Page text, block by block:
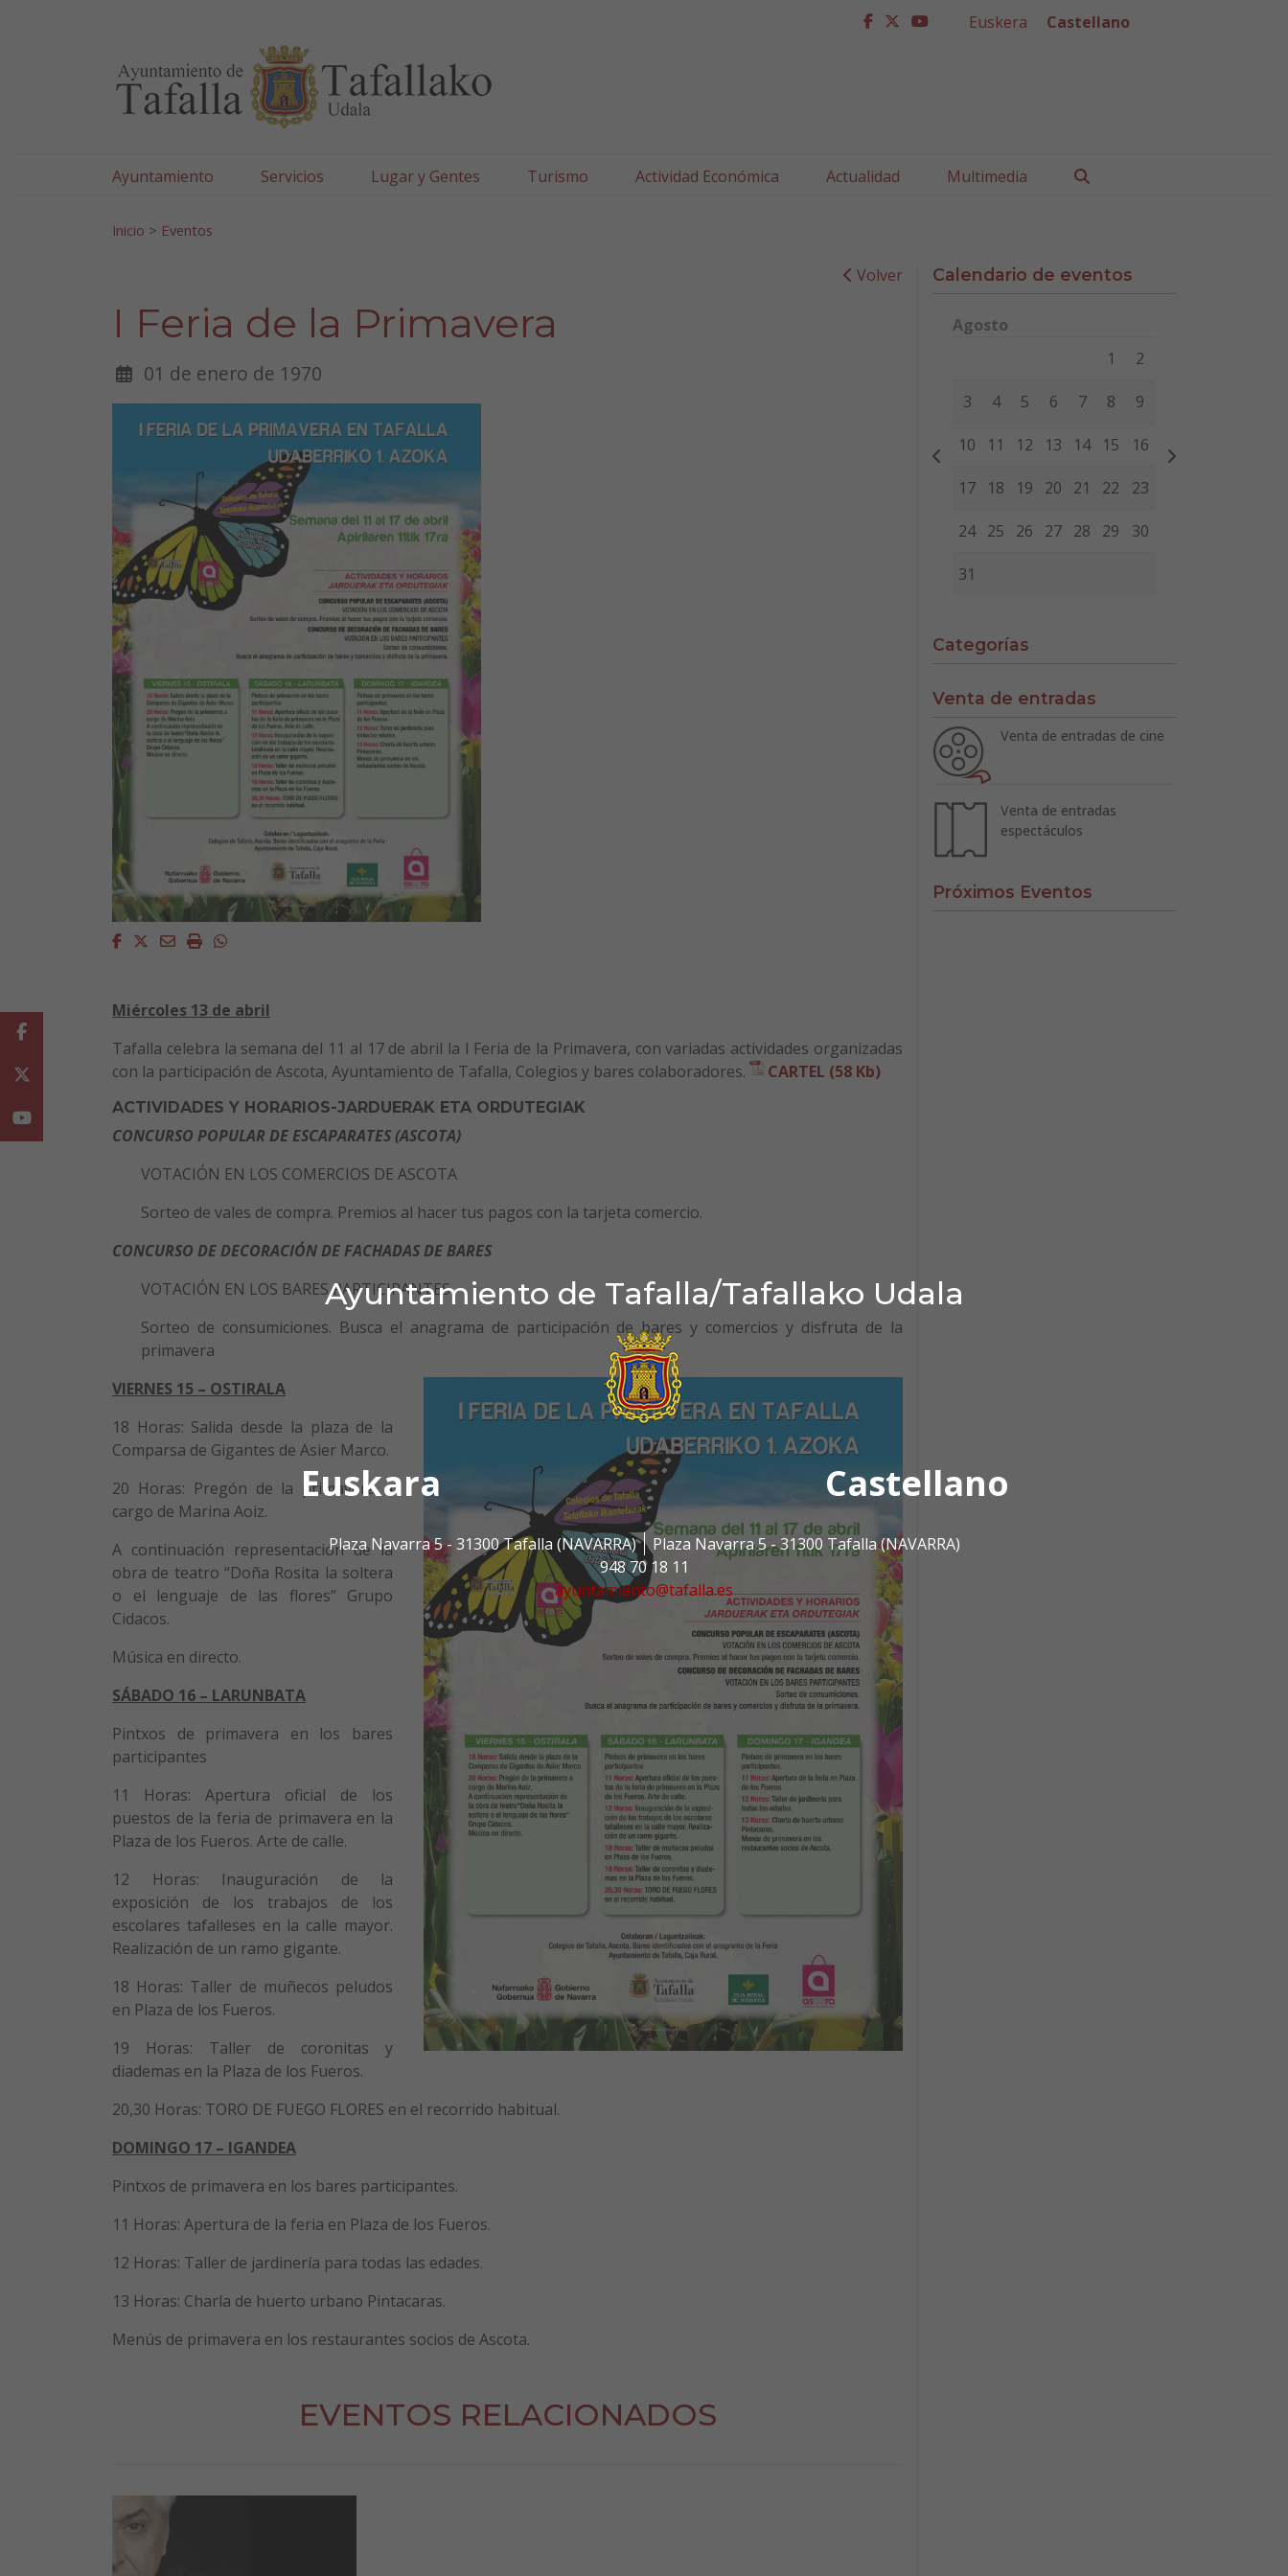
Ayuntamiento de Tafalla/Tafallako Udala
Euskara Castellano
Plaza Navarra 5 - 31300 Tafalla (NAVARRA)
Plaza Navarra 5 - 31300 Tafalla (NAVARRA)
948 70 18 11
ayuntamiento@tafalla.es
facebook
twitter
youtube
Euskera Castellano
Ayuntamiento Servicios Lugar y Gentes Turismo Actividad Económica Actualidad Multimedia
Inicio > Eventos
Volver
I Feria de la Primavera
01 de enero de 1970
Facebook
Twitter
EmailImprimirWhatsapp
Miércoles 13 de abril
Tafalla celebra la semana del 11 al 17 de abril la I Feria de la Primavera, con variadas actividades organizadas
con la participación de Ascota, Ayuntamiento de Tafalla, Colegios y bares colaboradores.
CARTEL (58 Kb)
ACTIVIDADES Y HORARIOS-JARDUERAK ETA ORDUTEGIAK
CONCURSO POPULAR DE ESCAPARATES (ASCOTA)
VOTACIÓN EN LOS COMERCIOS DE ASCOTA
Sorteo de vales de compra. Premios al hacer tus pagos con la tarjeta comercio.
CONCURSO DE DECORACIÓN DE FACHADAS DE BARES
VOTACIÓN EN LOS BARES PARTICIPANTES
Sorteo de consumiciones. Busca el anagrama de participación de bares y comercios y disfruta de la
primavera
VIERNES 15 – OSTIRALA
18 Horas: Salida desde la plaza de la
Comparsa de Gigantes de Asier Marco.
20 Horas: Pregón de la primavera a
cargo de Marina Aoiz.
A continuación representación de la
obra de teatro “Doña Rosita la soltera
o el lenguaje de las flores” Grupo
Cidacos.
Música en directo.
SÁBADO 16 – LARUNBATA
Pintxos de primavera en los bares
participantes
11 Horas: Apertura oficial de los
puestos de la feria de primavera en la
Plaza de los Fueros. Arte de calle.
12 Horas: Inauguración de la
exposición de los trabajos de los
escolares tafalleses en la calle mayor.
Realización de un ramo gigante.
18 Horas: Taller de muñecos peludos
en Plaza de los Fueros.
19 Horas: Taller de coronitas y
diademas en la Plaza de los Fueros.
20,30 Horas: TORO DE FUEGO FLORES en el recorrido habitual.
DOMINGO 17 – IGANDEA
Pintxos de primavera en los bares participantes.
11 Horas: Apertura de la feria en Plaza de los Fueros.
12 Horas: Taller de jardinería para todas las edades.
13 Horas: Charla de huerto urbano Pintacaras.
Menús de primavera en los restaurantes socios de Ascota.
EVENTOS RELACIONADOS
Calendario de eventos
Agosto
Miércoles Jueves
1 2
3 4 5 6 7 8 9
10 11 12 13 14 15 16
17 18 19 20 21 22 23
24 25 26 27 28 29 30
31
Categorías
Venta de entradas
Venta de entradas de cine
Venta de entradas
espectáculos
Próximos Eventos
Facebook
Youtube